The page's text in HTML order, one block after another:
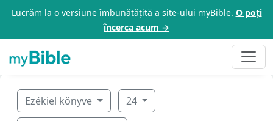
Lucrăm la o versiune îmbunătățită a site-ului myBible. O poți
încerca acum →
Ezékiel könyve 24